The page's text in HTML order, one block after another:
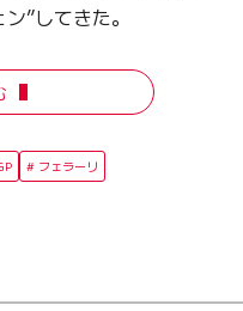
”してきた。
フェラーリ